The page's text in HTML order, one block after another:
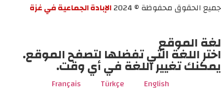
جميع الحقوق محفوظة © 2024
الإبادة الجماعية في غزة
لغة الموقع
اختر اللغة التي تفضلها لتصفح الموقع.
يمكنك تغيير اللغة في أي وقت.
English
Türkçe
Français